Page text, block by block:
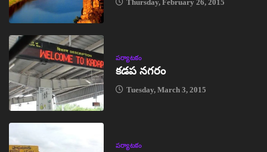
Thursday, February 26, 2015
పర్యాటకం
కడప నగరం
Tuesday, March 3, 2015
పర్యాటకం